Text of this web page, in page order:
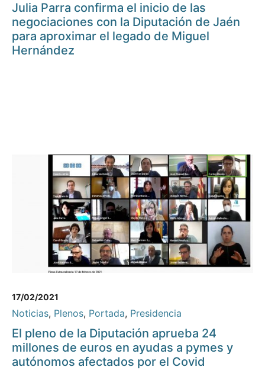
Julia Parra confirma el inicio de las
negociaciones con la Diputación de Jaén
para aproximar el legado de Miguel
Hernández
17/02/2021
Noticias, Plenos, Portada, Presidencia
El pleno de la Diputación aprueba 24
millones de euros en ayudas a pymes y
autónomos afectados por el Covid